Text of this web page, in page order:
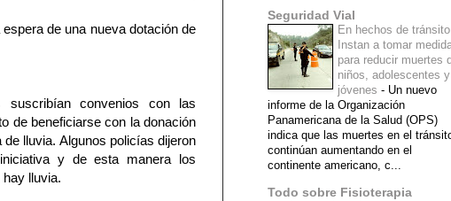
de una nueva dotación de
suscribían convenios con las
de beneficiarse con la donación
lluvia. Algunos policías dijeron
y de esta manera los
lluvia.
Seguridad Vial
En hechos de tránsito
Instan a tomar
para reducir muertes
niños, adolescentes y
jóvenes - Un nuevo
informe de la Organización
Panamericana de la Salud (OPS)
indica que las muertes en el
continúan aumentando en el
continente americano, c...
Todo sobre Fisioterapia